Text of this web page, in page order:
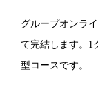
グループオンラ
て完結します。1
型コースです。